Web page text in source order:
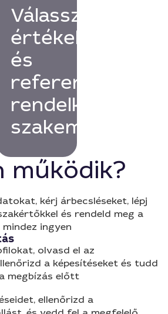
Válassz
értékelésekkel
és
referenciákkal
rendelkező
szakembert!
működik?
kérj árbecsléseket, lépj
és rendeld meg a
ingyen
olvasd el az
a képesítéseket és tudd
megbízás előtt
ellenőrizd a